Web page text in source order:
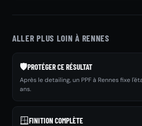
ALLER PLUS LOIN À RENNES
🛡️PROTÉGER CE RÉSULTAT
Après le detailing, un PPF à Rennes fixe
ans.
🪟FINITION COMPLÈTE